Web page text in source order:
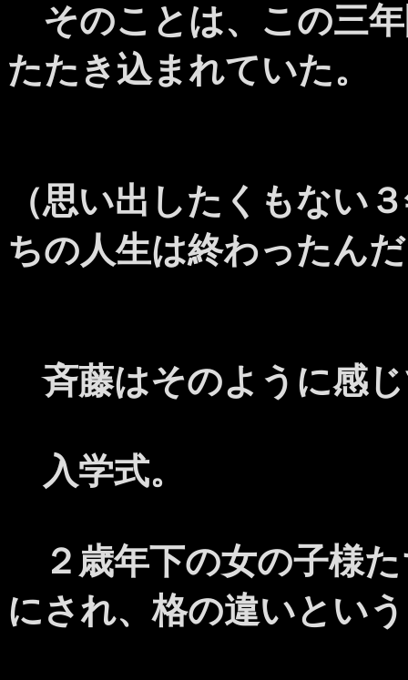
そのことは、この三
たたき込まれていた。
（思い出したくもない
ちの人生は終わったん
斉藤はそのように感
入学式。
２歳年下の女の子様
にされ、格の違いとい